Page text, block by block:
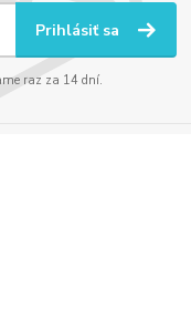
Prihlásiť sa
raz za 14 dní.